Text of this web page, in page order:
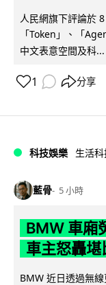
人民網旗下評論於
「Token」、「
中文表意空間及科...
1 分享
科技娛樂 生活科
藍骨 5 小時
BMW 車廂
車主怒轟
BMW 近日透過無